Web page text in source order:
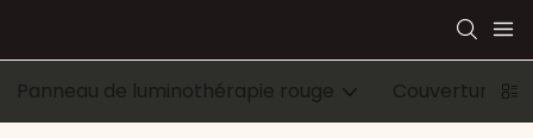
Panneau de luminothérapie rouge Couverture